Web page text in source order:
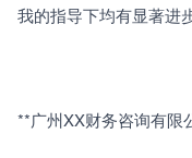
我的指导下均有显著进步
**广州XX财务咨询有限